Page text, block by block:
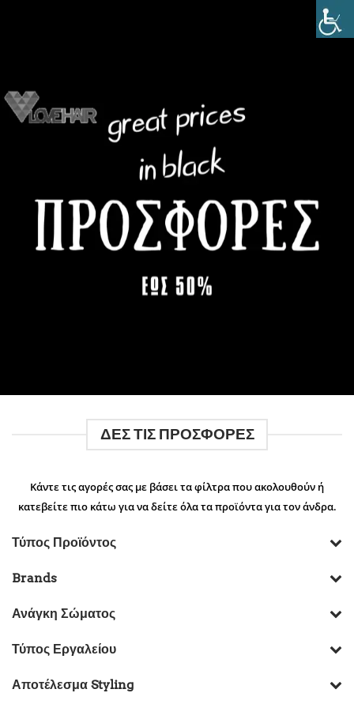
ΔΕΣ ΤΙΣ ΠΡΟΣΦΟΡΕΣ
Κάντε τις αγορές σας με βάσει τα φίλτρα που ακολουθούν ή
κατεβείτε πιο κάτω για να δείτε όλα τα προϊόντα για τον άνδρα.
Τύπος Προϊόντος
Brands
Ανάγκη Σώματος
Τύπος Εργαλείου
Αποτέλεσμα Styling